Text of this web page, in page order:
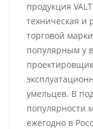
продукция
техническая и
торговой
популярным у
умельцев. В
популярности
ежегодно в